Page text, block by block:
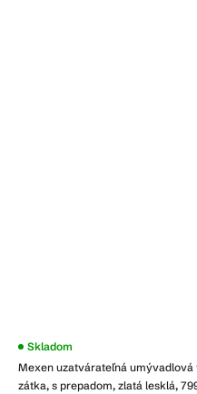
Mexen uzatvárateľná
zátka, s prepadom, zlatá lesklá,
Skladom